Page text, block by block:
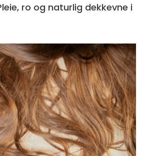
ro og naturlig dekkevne i